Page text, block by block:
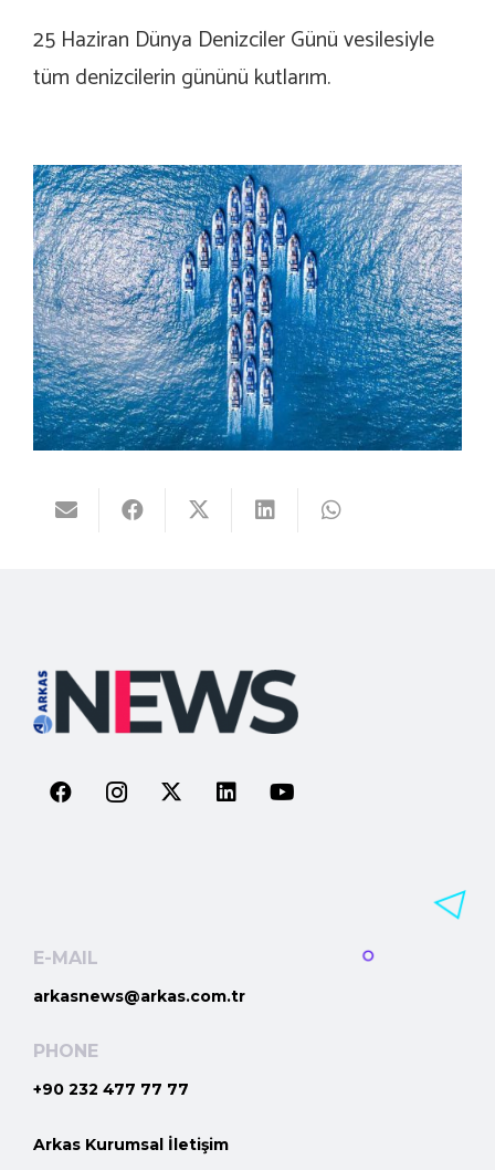
25 Haziran Dünya Denizciler Günü vesilesiyle
tüm denizcilerin gününü kutlarım.
E-MAIL
arkasnews@arkas.com.tr
PHONE
+90 232 477 77 77
Arkas Kurumsal İletişim